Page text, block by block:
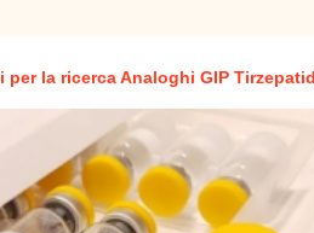
la ricerca Analoghi GIP